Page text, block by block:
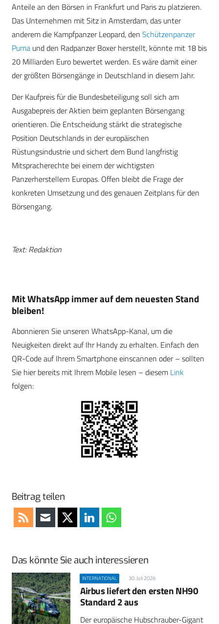
Anteile an den Börsen in Frankfurt und Paris zu platzieren.
Das Unternehmen mit Sitz in Amsterdam, das unter
anderem die Kampfpanzer Leopard, den Schützenpanzer
Puma und den Radpanzer Boxer herstellt, könnte mit 18 bis
20 Milliarden Euro bewertet werden. Es wäre damit einer
der größten Börsengänge in Deutschland in diesem Jahr.
Der Kaufpreis für die Bundesbeteiligung soll sich am
Ausgabepreis der Aktien beim geplanten Börsengang
orientieren. Die Entscheidung stärkt die strategische
Position Deutschlands in der europäischen
Rüstungsindustrie und sichert dem Bund langfristig
Mitspracherechte bei einem der wichtigsten
Panzerherstellern Europas. Offen bleibt die Frage der
konkreten Umsetzung und des genauen Zeitplans für den
Börsengang.
Text: Redaktion
Mit WhatsApp immer auf dem neuesten Stand
bleiben!
Abonnieren Sie unseren WhatsApp-Kanal, um die
Neuigkeiten direkt auf Ihr Handy zu erhalten. Einfach den
QR-Code auf Ihrem Smartphone einscannen oder – sollten
Sie hier bereits mit Ihrem Mobile lesen – diesem Link
folgen:
Beitrag teilen
Das könnte Sie auch interessieren
INTERNATIONAL 30. Juli 2026
Airbus liefert den ersten NH90
Standard 2 aus
Der europäische Hubschrauber-Gigant